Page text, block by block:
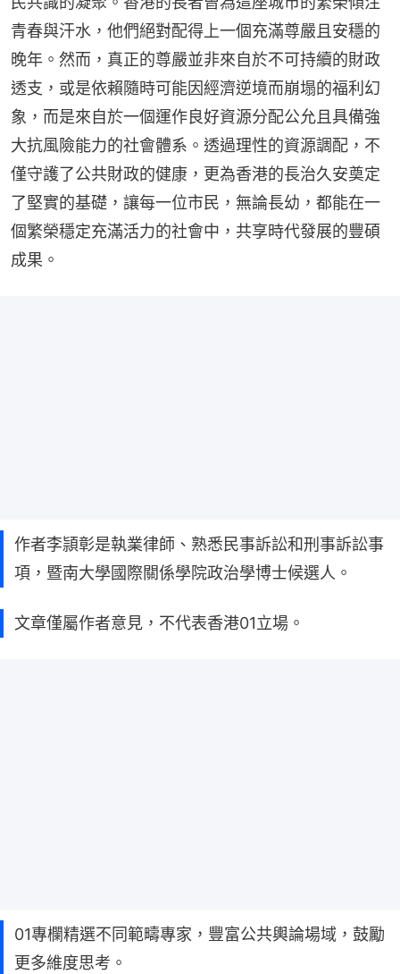
青春與汗水，他們絕對配得上一個充滿尊嚴且安穩的
晚年。然而，真正的尊嚴並非來自於不可持續的財政
透支，或是依賴隨時可能因經濟逆境而崩塌的福利幻
象，而是來自於一個運作良好資源分配公允且具備強
大抗風險能力的社會體系。透過理性的資源調配，不
僅守護了公共財政的健康，更為香港的長治久安奠定
了堅實的基礎，讓每一位市民，無論長幼，都能在一
個繁榮穩定充滿活力的社會中，共享時代發展的豐碩
成果。
作者李頴彰是執業律師、熟悉民事訴訟和刑事訴訟事
項，暨南大學國際關係學院政治學博士候選人。
文章僅屬作者意見，不代表香港01立場。
01專欄精選不同範疇專家，豐富公共輿論場域，鼓勵
更多維度思考。